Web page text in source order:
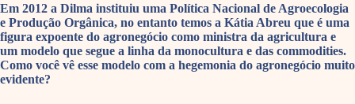
Em 2012 a Dilma instituiu uma Política Nacional de Agroecologia
e Produção Orgânica, no entanto temos a Kátia Abreu que é uma
figura expoente do agronegócio como ministra da agricultura e
um modelo que segue a linha da monocultura e das commodities.
Como você vê esse modelo com a hegemonia do agronegócio muito
evidente?